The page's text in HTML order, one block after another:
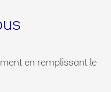
en remplissant le